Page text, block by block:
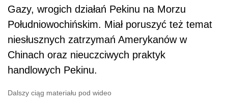
Gazy, wrogich działań Pekinu na Morzu
Południowochińskim. Miał poruszyć też temat
niesłusznych zatrzymań Amerykanów w
Chinach oraz nieuczciwych praktyk
handlowych Pekinu.
Dalszy ciąg materiału pod wideo